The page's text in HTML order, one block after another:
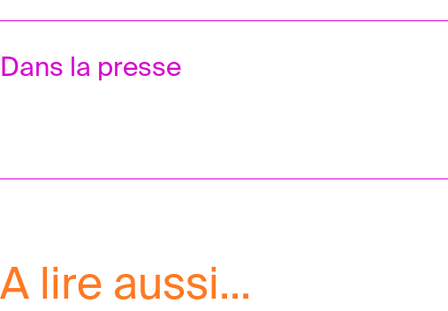
Dans la presse
A lire aussi...